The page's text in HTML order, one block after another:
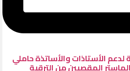
الأستاذات والأساتذة حاملي
المقصيين من الترقية